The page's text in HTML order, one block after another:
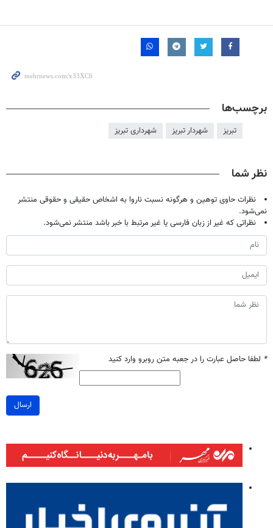
برچسب‌ها
تبریز شهردار تبریز شهرداری تبریز
نظر شما
نظرات حاوی توهین و هرگونه نسبت ناروا به اشخاص حقیقی و حقوقی منتشر
نمی‌شود.
نظراتی که غیر از زبان فارسی یا غیر مرتبط با خبر باشد منتشر نمی‌شود.
* لطفا حاصل عبارت را در جعبه متن روبرو وارد کنید
ارسال